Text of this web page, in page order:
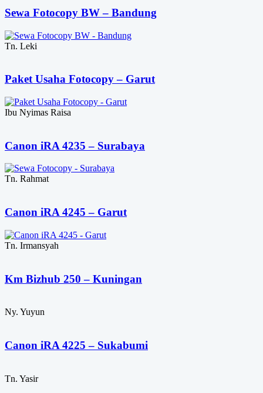
Sewa Fotocopy BW – Bandung
Tn. Leki
Paket Usaha Fotocopy – Garut
Ibu Nyimas Raisa
Canon iRA 4235 – Surabaya
Tn. Rahmat
Canon iRA 4245 – Garut
Tn. Irmansyah
Km Bizhub 250 – Kuningan
Ny. Yuyun
Canon iRA 4225 – Sukabumi
Tn. Yasir